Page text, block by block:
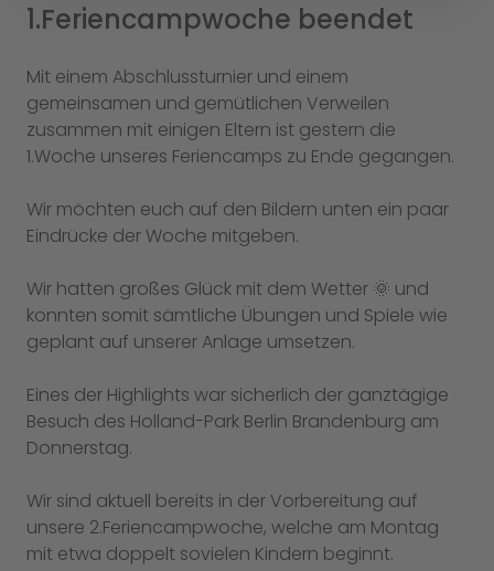
1.Feriencampwoche beendet
Mit einem Abschlussturnier und einem
gemeinsamen und gemütlichen Verweilen
zusammen mit einigen Eltern ist gestern die
1.Woche unseres Feriencamps zu Ende gegangen.
Wir möchten euch auf den Bildern unten ein paar
Eindrücke der Woche mitgeben.
Wir hatten großes Glück mit dem Wetter 🌞 und
konnten somit sämtliche Übungen und Spiele wie
geplant auf unserer Anlage umsetzen.
Eines der Highlights war sicherlich der ganztägige
Besuch des Holland-Park Berlin Brandenburg am
Donnerstag.
Wir sind aktuell bereits in der Vorbereitung auf
unsere 2.Feriencampwoche, welche am Montag
mit etwa doppelt sovielen Kindern beginnt.